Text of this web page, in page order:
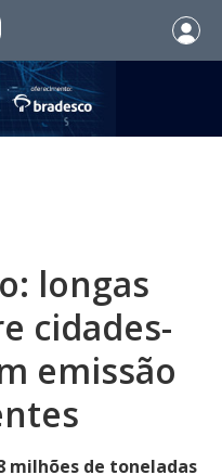
longas
cidades-
emissão
milhões de toneladas